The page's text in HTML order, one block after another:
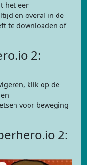
het een
en overal in de
te downloaden of
2:
klik op de
voor beweging
2: